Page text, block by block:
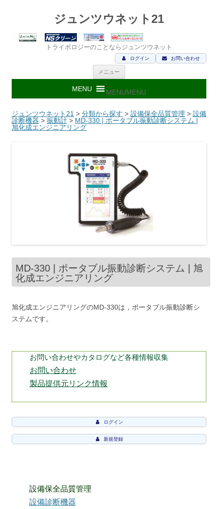
ジュンツウネット21
トライボロジーのことならジュンツウネット
お問い合わせ
ログイン
メニュー
ン
ツ
ス
キ
ッ
MENUMENU
ジュンツウネット21 > 分類から探す > 設備保全品質管理 > 設備
診断機器 > 振動計 > MD-330 | ポータブル振動診断システム |
旭化成エンジニアリング
MD-330 | ポータブル振動診断システム | 旭
化成エンジニアリング
旭化成エンジニアリングのMD-330は，ポータブル振動診断シ
ステムです。
お問い合わせやカタログなど各種情報収集
お問い合わせ
製品提供元リンク情報
ログイン
新規登録
設備保全品質管理
設備診断機器